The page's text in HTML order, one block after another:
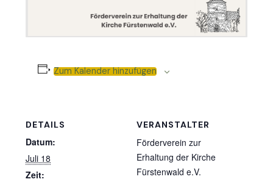
Zum Kalender hinzufügen
DETAILS
Datum:
Juli 18
Zeit:
VERANSTALTER
Förderverein zur
Erhaltung der Kirche
Fürstenwald e.V.